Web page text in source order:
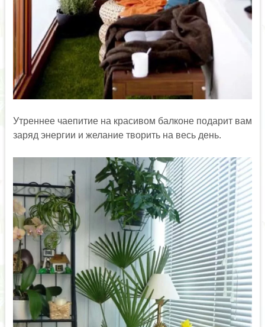
Утреннее чаепитие на красивом балконе подарит вам
заряд энергии и желание творить на весь день.